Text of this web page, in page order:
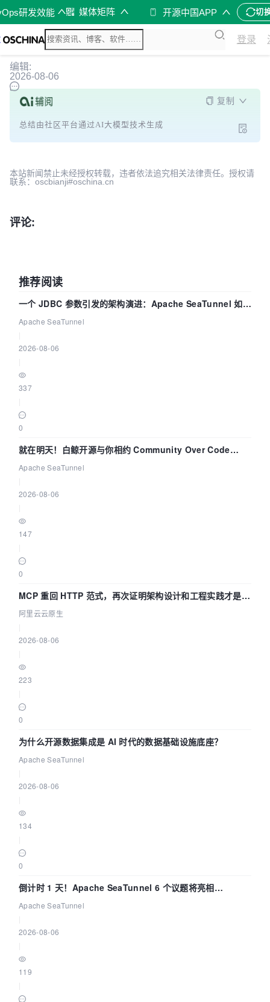
研发效能 媒体矩阵 开源中国APP 切
登录
编辑:
2026-08-06
复制
总结由社区平台通过AI大模型技术生成
本站新闻禁止未经授权转载，违者依法追究相关法律责任。授权请
联系：oscbianji#oschina.cn
评论:
推荐阅读
一个 JDBC 参数引发的架构演进：Apache SeaTunnel 如何
解决数据同步中的“定时 Flush”难题
Apache SeaTunnel
2026-08-06
337
0
就在明天！白鲸开源与你相约 Community Over Code
Asia 2026 主题演讲！
Apache SeaTunnel
2026-08-06
147
0
MCP 重回 HTTP 范式，再次证明架构设计和工程实践才是稀
缺资源
阿里云云原生
2026-08-06
223
0
为什么开源数据集成是 AI 时代的数据基础设施底座？
Apache SeaTunnel
2026-08-06
134
0
倒计时 1 天！Apache SeaTunnel 6 个议题将亮相
Community Over Code Asia 2026
Apache SeaTunnel
2026-08-06
119